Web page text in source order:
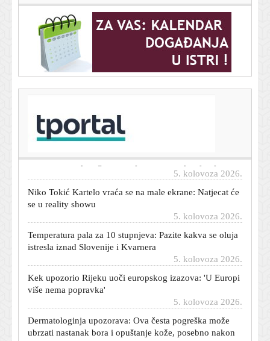
Tako se to radi: Sjajni Jagušić zabio novi gol u Europi
5. kolovoza 2026.
Niko Tokić Kartelo vraća se na male ekrane: Natjecat će
se u reality showu
Temperatura pala za 10 stupnjeva: Pazite kakva se oluja
istresla iznad Slovenije i Kvarnera
Kek upozorio Rijeku uoči europskog izazova: 'U Europi
više nema popravka'
Dermatologinja upozorava: Ova česta pogreška može
ubrzati nastanak bora i opuštanje kože, posebno nakon
30.